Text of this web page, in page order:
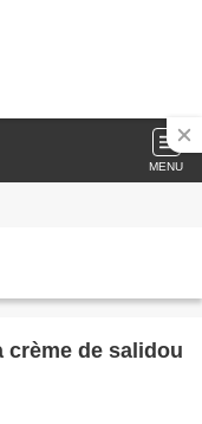
MENU
crème de salidou